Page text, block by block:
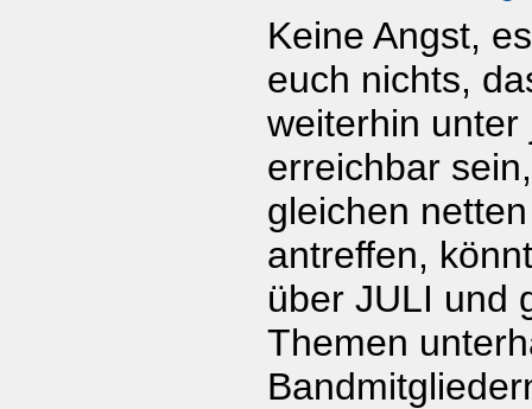
Keine Angst,
euch nichts,
weiterhin unter
erreichbar
gleichen
antreffen,
über JULI und
Themen